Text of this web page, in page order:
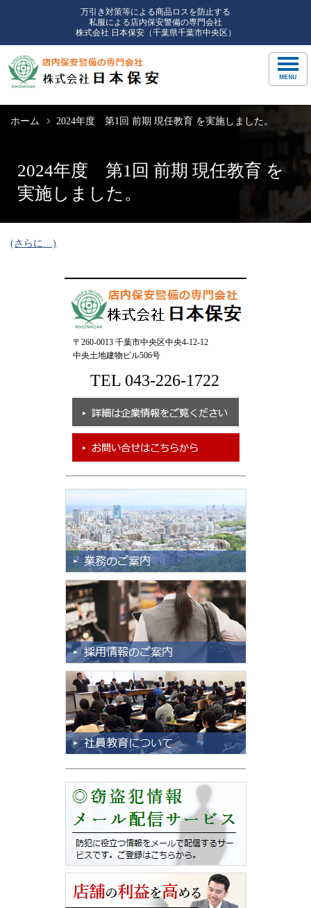
万引き対策等による商品ロスを防止する
私服による店内保安警備の専門会社
株式会社 日本保安（千葉県千葉市中央区）
ホーム 2024年度 第1回 前期 現任教育 を実施しました。
2024年度 第1回 前期 現任教育 を
実施しました。
(さらに…)
〒260-0013 千葉市中央区中央4-12-12
中央土地建物ビル506号
TEL 043-226-1722